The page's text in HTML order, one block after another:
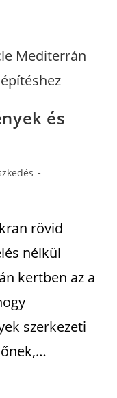
és
rövid
nélkül
kertben az a
szerkezeti